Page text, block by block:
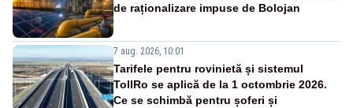
de raționalizare impuse de Bolojan
7 aug. 2026, 10:01
Tarifele pentru rovinietă și sistemul
TollRo se aplică de la 1 octombrie 2026.
Ce se schimbă pentru șoferi și